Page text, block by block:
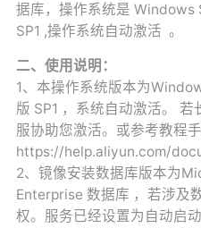
据库，操作系统是 Windows
SP1 ,操作系统自动激活 。
二、使用说明：
1、本操作系统版本为
版 SP1 ，系统自动激活。
服协助您激活。或参考教程
https://help.aliyun.com/
2、镜像安装数据库版本为
Enterprise 数据库 ，若涉及
权。服务已经设置为自动启动